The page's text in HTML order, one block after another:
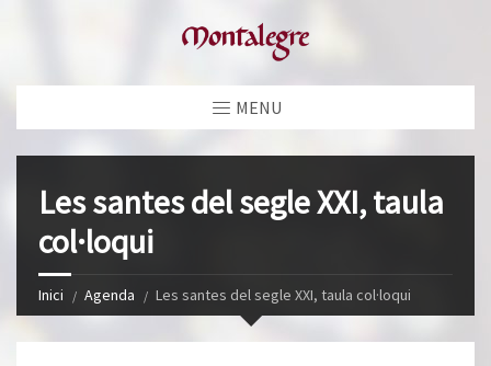
MENU
Les santes del segle XXI, taula
col·loqui
Inici Agenda Les santes del segle XXI, taula col·loqui